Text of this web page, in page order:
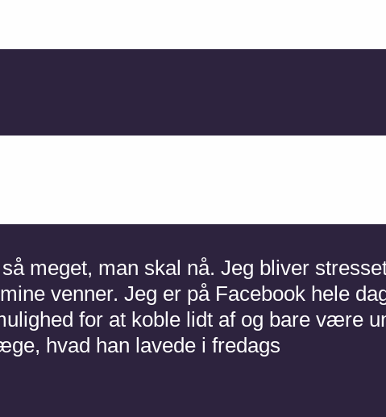
meget, man skal nå. Jeg bliver
venner. Jeg er på Facebook hele
for at koble lidt af og bare være
hvad han lavede i fredags